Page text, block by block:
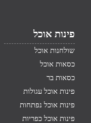
פינות אוכל
שולחנות אוכל
כסאות אוכל
כסאות בר
פינות אוכל עגולות
פינות אוכל נפתחות
פינות אוכל כפריות